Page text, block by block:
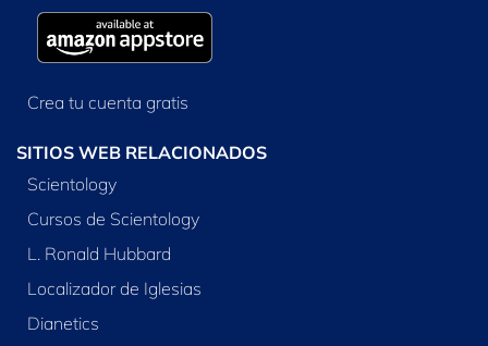
Crea tu cuenta gratis
SITIOS WEB RELACIONADOS
Scientology
Cursos de Scientology
L. Ronald Hubbard
Localizador de Iglesias
Dianetics